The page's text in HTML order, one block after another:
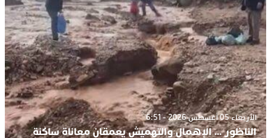
الأربعاء 05 أغسطس 2026 - 6:51
الناظور … الإهمال والتهميش يعمقان معاناة ساكنة